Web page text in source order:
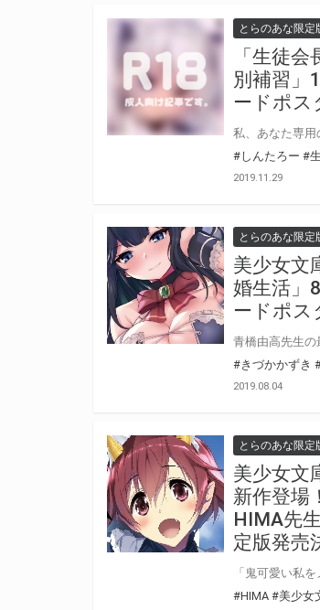
とらのあな限定
「生徒
別補習」
ードポス
#しんたろー #
2019.11.29
とらのあな限定
美少女文
婚生活」
ードポス
#きづかかずき
2019.08.04
とらのあな限定
美少女文
新作登場
HIMA先
定版発売
#HIMA #美少女